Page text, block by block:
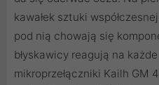
kawałek sztuki
pod nią chowają się
błyskawicy reagują na
mikroprzełączniki Kailh GM